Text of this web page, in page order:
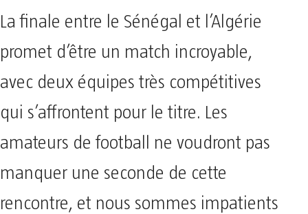
La finale entre le Sénégal et l’Algérie
promet d’être un match incroyable,
avec deux équipes très compétitives
qui s’affrontent pour le titre. Les
amateurs de football ne voudront pas
manquer une seconde de cette
rencontre, et nous sommes impatients